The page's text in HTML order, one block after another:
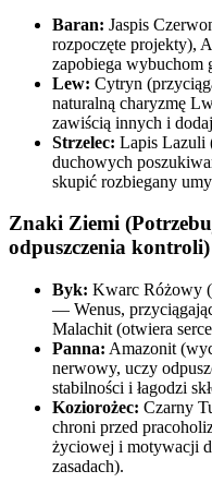
Baran: Jaspis
rozpoczęte projekty),
zapobiega wybuchom
Lew: Cytryn
naturalną charyzmę
zawiścią innych i
Strzelec: Lapis Lazuli
duchowych
skupić rozbiegany
Znaki Ziemi
odpuszczenia kontroli)
Byk: Kwarc Różowy
— Wenus,
Malachit (otwiera
Panna: Amazonit
nerwowy, uczy
stabilności i łagodzi
Koziorożec: Czarny
chroni przed
życiowej i motywacji
zasadach).